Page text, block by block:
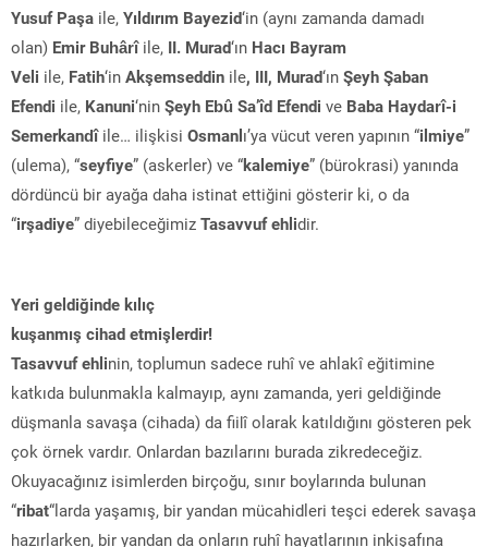
Yusuf Paşa ile, Yıldırım Bayezid‘in (aynı zamanda damadı
olan) Emir Buhârîile, II. Murad‘ın Hacı Bayram
Veli ile, Fatih‘in Akşemseddin ile, III, Murad‘ın Şeyh Şaban
Efendi ile, Kanuni‘nin Şeyh Ebû Sa’îd Efendi ve Baba Haydarî-i
Semerkandîile… ilişkisi Osmanlı’ya vücut veren yapının “ilmiye”
(ulema), “seyfiye” (askerler) ve “kalemiye” (bürokrasi) yanında
dördüncü bir ayağa daha istinat ettiğini gösterir ki, o da
“irşadiye” diyebileceğimiz Tasavvuf ehlidir.
Yeri geldiğinde kılıç
kuşanmış cihad etmişlerdir!
Tasavvuf ehlinin, toplumun sadece ruhî ve ahlakî eğitimine
katkıda bulunmakla kalmayıp, aynı zamanda, yeri geldiğinde
düşmanla savaşa (cihada) da fiilî olarak katıldığını gösteren pek
çok örnek vardır. Onlardan bazılarını burada zikredeceğiz.
Okuyacağınız isimlerden birçoğu, sınır boylarında bulunan
“ribat“larda yaşamış, bir yandan mücahidleri teşci ederek savaşa
hazırlarken, bir yandan da onların ruhî hayatlarının inkişafına